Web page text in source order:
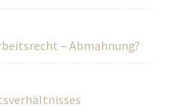
– Abmahnung?